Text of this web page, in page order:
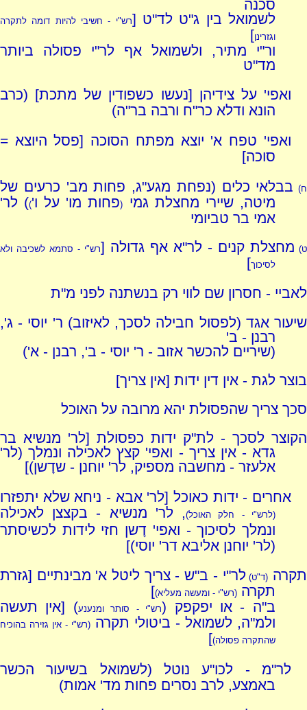
סכנה
לשמואל בין ג"ט לד"ט [רש"י - חשיבי להיות דומה לתקרה
וגזרינן]
ור"י מתיר, ולשמואל אף לר"י פסולה ביותר
מד"ט
ואפי' על צידיהן [נעשו כשפודין של מתכת] (כרב
הונא ודלא כר"ח ורבה בר"ה)
ואפי' טפח א' יוצא מפתח הסוכה [פסל היוצא =
סוכה]
ח) בבלאי כלים (נפחת מגע"ג, פחות מב' כרעים של
מיטה, שיירי מחצלת גמי
(פחות מו' על ו')) לר'
אמי בר טביומי
ט) מחצלת קנים - לר"א אף גדולה [רש"י - סתמא לשכיבה ולא
לסיכוך]
לאביי - חסרון שם לווי רק בנשתנה לפני מ"ת
שיעור אגד (לפסול חבילה לסכך, לאיזוב) ר' יוסי - ג',
רבנן - ב'
(שיריים להכשר אזוב - ר' יוסי - ב', רבנן - א')
בוצר לגת - אין דין ידות [אין צריך]
סכך צריך שהפסולת יהא מרובה על האוכל
הקוצר לסכך - לת"ק ידות כפסולת [לר' מנשיא בר
גדא - אין צריך - ואפי' קצץ לאכילה ונמלך (לר'
אלעזר - מחשבה מספיק, לר' יוחנן - שדָשן)]
אחרים - ידות כאוכל [לר' אבא - ניחא שלא יתפזרו
(לרש"י - חלק האוכל), לר' מנשיא - בקצצן לאכילה
ונמלך לסיכוך - ואפי' דָשן חזי לידות לכשיסתר
(לר' יוחנן אליבא דר' יוסי)]
תקרה (ד"ט)לר"י - ב"ש - צריך ליטל א' מבינתיים [גזרת
תקרה(רש"י - ומעשה מעליא)]
ב"ה - או יפקפק (רש"י - סותר ומנענע) [אין תעשה
ולמ"ה, לשמואל - ביטולי תקרה(רש"י - אין גזירה בהוכיח
שהתקרה פסולה)]
לר"מ - לכו"ע נוטל (לשמואל בשיעור הכשר
באמצע, לרב נסרים פחות מד' אמות)